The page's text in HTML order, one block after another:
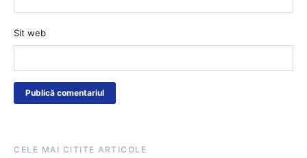
Sit web
CELE MAI CITITE ARTICOLE